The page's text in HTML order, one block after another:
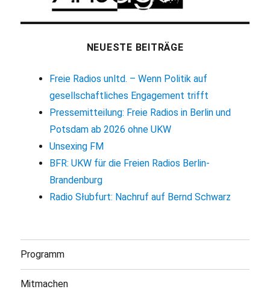
NEUESTE BEITRÄGE
Freie Radios unltd. – Wenn Politik auf
gesellschaftliches Engagement trifft
Pressemitteilung: Freie Radios in Berlin und
Potsdam ab 2026 ohne UKW
Unsexing FM
BFR: UKW für die Freien Radios Berlin-
Brandenburg
Radio Słubfurt: Nachruf auf Bernd Schwarz
Programm
Mitmachen